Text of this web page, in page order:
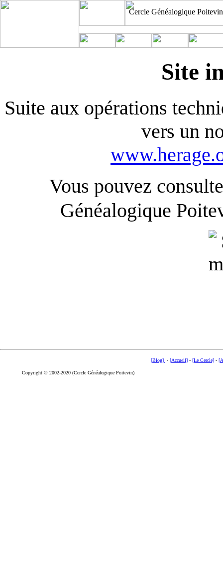
Cercle Généalogique Poitevin
Site
Suite aux opérations
vers un
Vous pouvez
Généalogique
[Blog] - [Accueil]- [Le Cercle]-
Copyright © 2002-2020 (Cercle Généalogique Poitevin)